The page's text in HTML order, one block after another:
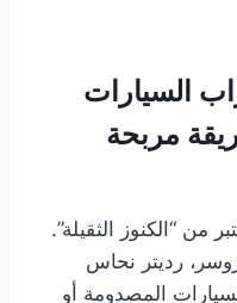
السيارات
مربحة
من “الكنوز الثقيلة”.
رديتر نحاس
المصدومة أو